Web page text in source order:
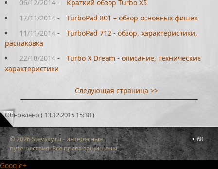
06/12/2014 -
Краткий обзор Turbo X5
17/11/2014 -
TurboPad 801 – обзор основных фишек
11/11/2014 -
TurboPad 712 - обзор, характеристики,
распаковка
22/10/2014 -
Turbo X Dream - описание, технические
характеристики
Следующая страница >>
Обновлено ( 13.12.2015 15:38 )
60
© 2026 Stevsky.ru - интересные
путешествия. Все права защищены.
Google+